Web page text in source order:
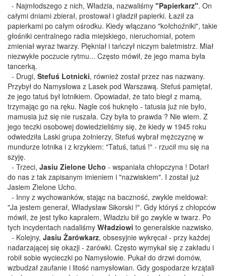
- Najmłodszego z nich, Władzia, nazwaliśmy "Papierkarz". On
całymi dniami zbierał, prostował i gładził papierki. Łaził za
papierkami po całym ośrodku. Kiedy włączano "kołchoźniki", takie
głośniki centralnego radia miejskiego, nieruchomiał, potem
zmieniał wyraz twarzy. Piękniał i tańczył niczym baletmistrz. Miał
niezwykłe poczucie rytmu... Często mówił, że jego mama była
tancerką.
- Drugi, Stefuś Lotnicki, również został przez nas nazwany.
Przybył do Namysłowa z Lasek pod Warszawą. Stefuś pamiętał,
że jego tatuś był lotnikiem. Opowiadał, że tato biegł z mamą,
trzymając go na ręku. Nagle coś huknęło - tatusia już nie było,
mamusia już się nie ruszała. Czy była to prawda ? Nie wiem. Z
jego teczki osobowej dowiedzieliśmy się, że kiedy w 1945 roku
odwiedziła Laski grupa żołnierzy, Stefuś wybrał mężczyznę w
mundurze lotnika i z krzykiem: "Tatuś, tatuś !" - rzucił mu się na
szyję.
- Trzeci, Jasiu Zielone Ucho - wspaniała chłopczyna ! Dotarł
do nas z tak zapisanym imieniem i "nazwiskiem". I został już
Jasiem Zielone Ucho.
- Inny z wychowanków, stając na baczność, zwykle meldował:
"Ja jestem generał, Władysław Sikorski !". Gdy któryś z chłopców
mówił, że jest tylko kapralem, Władziu bił go zwykle w twarz. Po
tych incydentach nadaliśmy Władziowi to generalskie nazwisko.
- Kolejny, Jasiu Żarówkarz, obsesyjnie wykręcał - przy każdej
nadarzającej się okazji - żarówki. Często wymykał się z zakładu i
robił sobie wycieczki po Namysłowie. Pukał do drzwi domów,
wzbudzał zaufanie i litość namysłowian. Gdy gospodarze krzątali